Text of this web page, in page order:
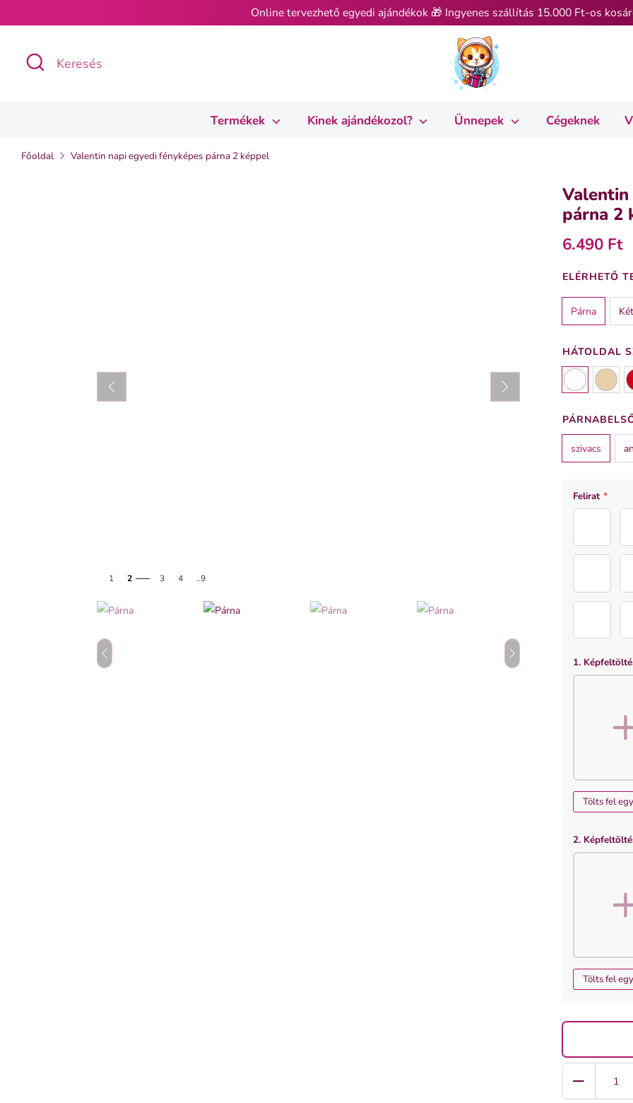
a
tartalomra
Online tervezhető egyedi ajándékok 🎁 Ingyenes szállítás 15.000 Ft-os
Keresés
Keresés
Termékek Kinek ajándékozol? Ünnepek Cégeknek
Főoldal Valentin napi egyedi fényképes párna 2 képpel
1 2 3 4 ..9
Valentin
párna 2
6.490 Ft
ELÉRHETŐ
Párna
HÁTOLDAL
szivacs
Felirat *
1.
Tölts fel
2.
Tölts fel